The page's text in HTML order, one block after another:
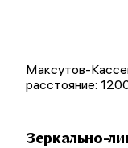
Максутов-
расстояние:
Зеркально-